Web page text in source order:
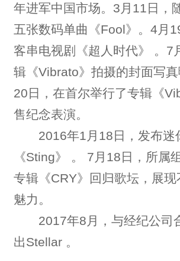
年进军中国市场。3月11日，
五张数码单曲《Fool》。4月
客串电视剧《超人时代》 。7
辑《Vibrato》拍摄的封面写真
20日，在首尔举行了专辑《
售纪念表演。
2016年1月18日，发布迷
《Sting》 。 7月18日，所属
专辑《CRY》回归歌坛，展
魅力。
2017年8月，与经纪公司
出Stellar 。